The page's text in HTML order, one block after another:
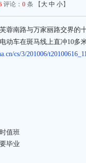
评论： 0 条 【 大 中 小】
蓉南路与万家丽路交界的
动车在斑马线上直冲10多米
cs/3/201006/
值班
毕业